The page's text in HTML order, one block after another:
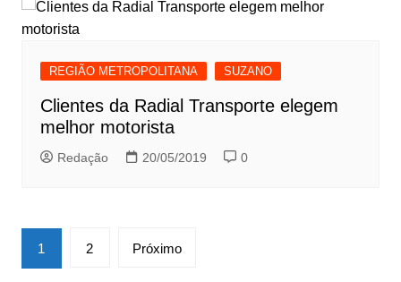
REGIÃO METROPOLITANA SUZANO
Clientes da Radial Transporte elegem
melhor motorista
Redação 20/05/2019 0
Paginação
de
1 2 Próximo